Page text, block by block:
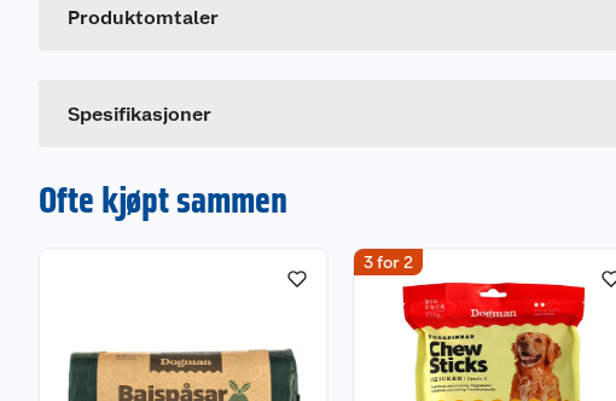
Produktomtaler
Spesifikasjoner
Leverandørens artikkelnummer
Ofte kjøpt sammen
3 for 2